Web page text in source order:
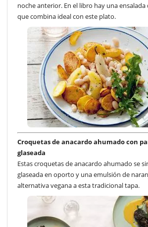
noche anterior. En el libro hay una
que combina ideal con este plato.
Croquetas de anacardo ahumado con
glaseada
Estas croquetas de anacardo ahumado se
glaseada en oporto y una emulsión de
alternativa vegana a esta tradicional tapa.